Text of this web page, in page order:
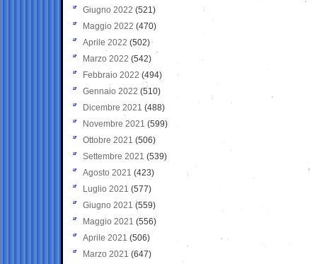
Giugno 2022 (521)
Maggio 2022 (470)
Aprile 2022 (502)
Marzo 2022 (542)
Febbraio 2022 (494)
Gennaio 2022 (510)
Dicembre 2021 (488)
Novembre 2021 (599)
Ottobre 2021 (506)
Settembre 2021 (539)
Agosto 2021 (423)
Luglio 2021 (577)
Giugno 2021(559)
Maggio 2021 (556)
Aprile 2021 (506)
Marzo 2021 (647)